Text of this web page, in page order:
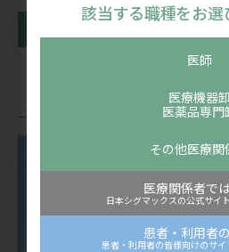
関連記
該当する職種をお選
医師
医療機器卸
医薬品専門
その他医療関
医療関係者で
日本シグマックスの公式サイ
患者・利用者
患者・利用者の皆様向けのサ